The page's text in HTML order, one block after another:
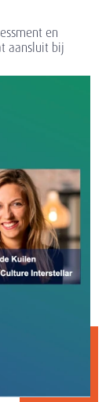
en
aansluit bij